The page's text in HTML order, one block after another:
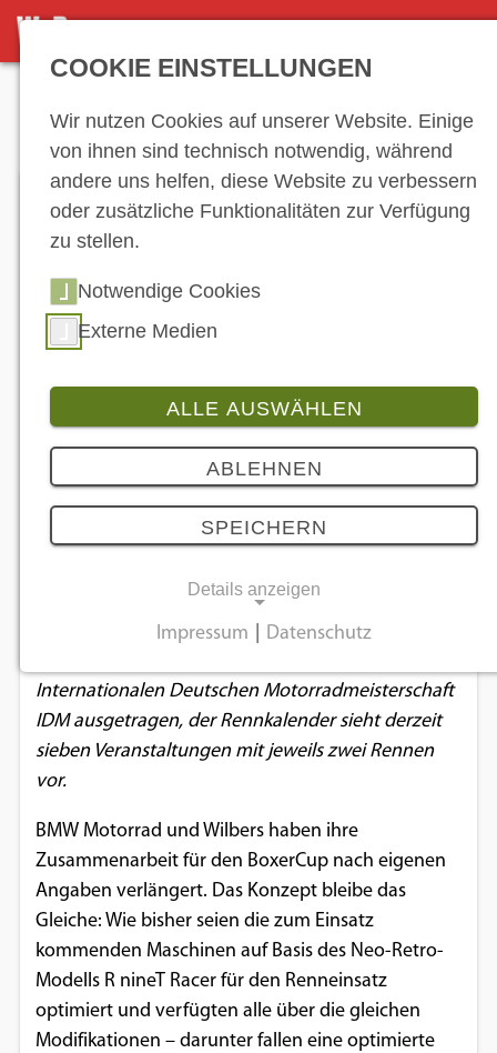
DETAILSEITE
BoxerCup promoted by Wilbers“. (© BMW)
BMW schickt BoxerCup in Runde Zwei
13.02.2020
Der, wie er offiziell heißt, „BMW Motorrad BoxerCup
promoted by Wilbers“ geht 2020 in seine zweite
Internationalen Deutschen Motorradmeisterschaft
IDM ausgetragen, der Rennkalender sieht derzeit
sieben Veranstaltungen mit jeweils zwei Rennen
vor.
BMW Motorrad und Wilbers haben ihre
Zusammenarbeit für den BoxerCup nach eigenen
Angaben verlängert. Das Konzept bleibe das
Gleiche: Wie bisher seien die zum Einsatz
kommenden Maschinen auf Basis des Neo-Retro-
Modells R nineT Racer für den Renneinsatz
optimiert und verfügten alle über die gleichen
Modifikationen – darunter fallen eine optimierte
COOKIE EINSTELLUNGEN
Wir nutzen Cookies auf unserer Website. Einige
von ihnen sind technisch notwendig, während
andere uns helfen, diese Website zu verbessern
oder zusätzliche Funktionalitäten zur Verfügung
zu stellen.
Notwendige Cookies
Externe Medien
ALLE AUSWÄHLEN
ABLEHNEN
SPEICHERN
Details anzeigen
Notwendige Cookies ermöglichen
grundlegende Funktionen und sind für die
einwandfreie Funktion der Website
Name:
cookie_consent
Zweck:
Einverständnis-Optionen des Benutzers
Impressum Datenschutz